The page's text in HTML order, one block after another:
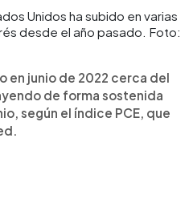
Unidos ha subido en varias
desde el año pasado. Foto:
en junio de 2022 cerca del
de forma sostenida
según el índice PCE, que